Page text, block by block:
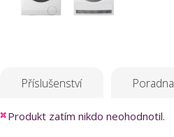
Příslušenství Poradna
Produkt zatím nikdo neohodnotil.